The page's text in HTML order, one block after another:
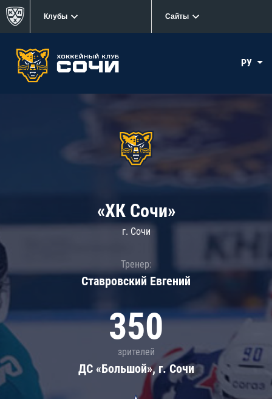
Клубы Сайты
РУ
«ХК Сочи»
г. Сочи
Тренер:
Ставровский Евгений
350
зрителей
ДС «Большой», г. Сочи